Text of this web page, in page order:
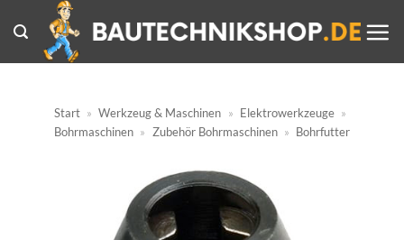
Inhalt
springen
Start » Werkzeug & Maschinen » Elektrowerkzeuge »
Bohrmaschinen » Zubehör Bohrmaschinen » Bohrfutter